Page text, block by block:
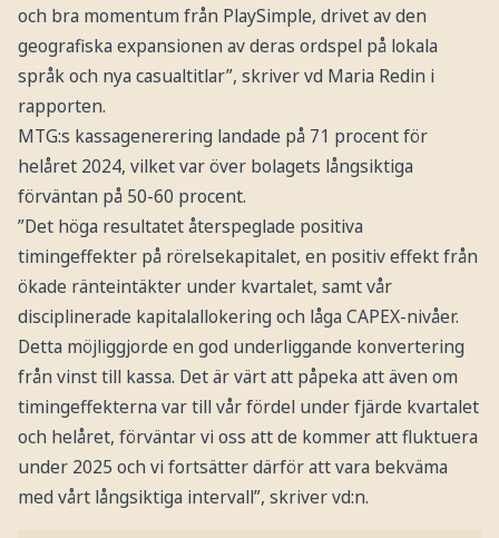
och bra momentum från PlaySimple, drivet av den
geografiska expansionen av deras ordspel på lokala
språk och nya casualtitlar”, skriver vd Maria Redin i
rapporten.
MTG:s kassagenerering landade på 71 procent för
helåret 2024, vilket var över bolagets långsiktiga
förväntan på 50-60 procent.
”Det höga resultatet återspeglade positiva
timingeffekter på rörelsekapitalet, en positiv effekt från
ökade ränteintäkter under kvartalet, samt vår
disciplinerade kapitalallokering och låga CAPEX-nivåer.
Detta möjliggjorde en god underliggande konvertering
från vinst till kassa. Det är värt att påpeka att även om
timingeffekterna var till vår fördel under fjärde kvartalet
och helåret, förväntar vi oss att de kommer att fluktuera
under 2025 och vi fortsätter därför att vara bekväma
med vårt långsiktiga intervall”, skriver vd:n.